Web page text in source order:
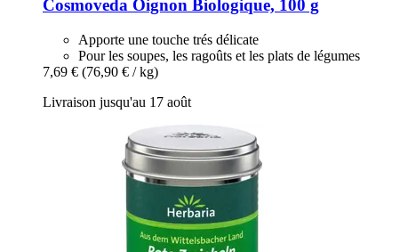
Cosmoveda Oignon Biologique, 100 g
Apporte une touche trés délicate
Pour les soupes, les ragoûts et les plats de légumes
7,69 € (76,90 € / kg)
Livraison jusqu'au 17 août